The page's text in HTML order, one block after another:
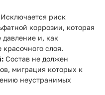
Исключается риск
коррозии, которая
давление и, как
слоя.
Состав не должен
миграция которых к
неустранимых